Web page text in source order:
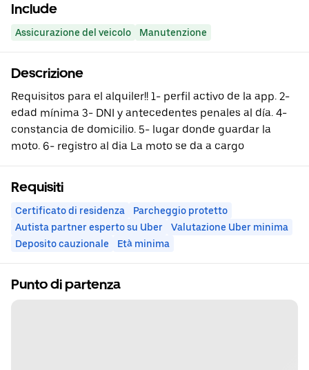
Include
Assicurazione del veicolo Manutenzione
Descrizione
Requisitos para el alquiler!! 1- perfil activo de la app. 2-
edad mínima 3- DNI y antecedentes penales al día. 4-
constancia de domicilio. 5- lugar donde guardar la
moto. 6- registro al dia La moto se da a cargo
Requisiti
Certificato di residenza
Parcheggio protetto
Autista partner esperto su Uber
Valutazione Uber minima
Deposito cauzionale
Età minima
Punto di partenza